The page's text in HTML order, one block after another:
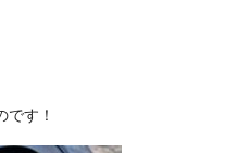
です！